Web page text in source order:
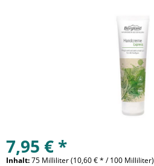
7,95 € *
Inhalt:75 Milliliter (10,60 € * / 100 Milliliter)